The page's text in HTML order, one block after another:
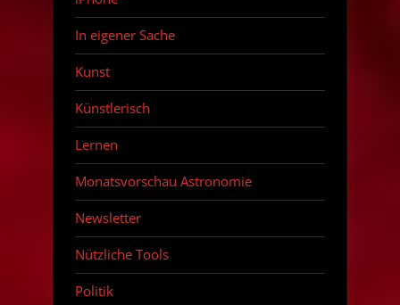
In eigener Sache
Kunst
Künstlerisch
Lernen
Monatsvorschau Astronomie
Newsletter
Nützliche Tools
Politik